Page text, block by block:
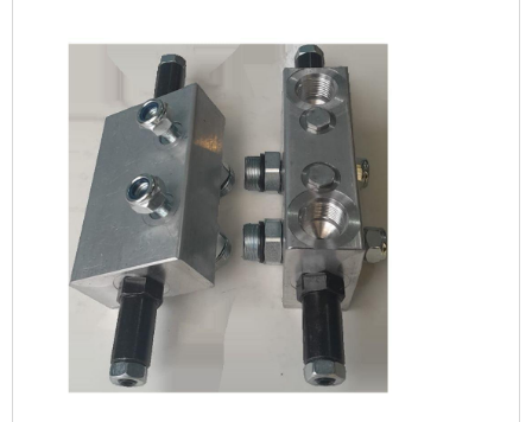
benefício e atendimento eficaz em todo o